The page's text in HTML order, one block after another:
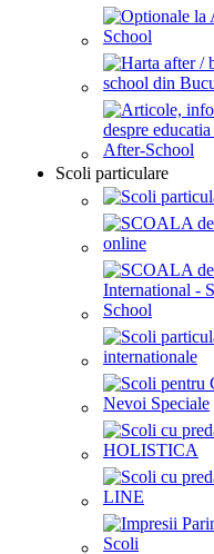
Scoli particulare